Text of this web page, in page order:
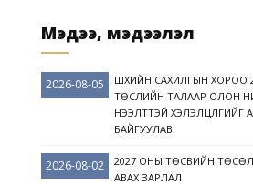
Мэдээ, мэдээлэл
2026-08-05
ШҮҮХИЙН САХИЛГЫН
ТӨСЛИЙН ТАЛААР ОЛОН
НЭЭЛТТЭЙ
БАЙГУУЛАВ.
2026-08-02
2027 ОНЫ ТӨСВИЙН
АВАХ ЗАРЛАЛ